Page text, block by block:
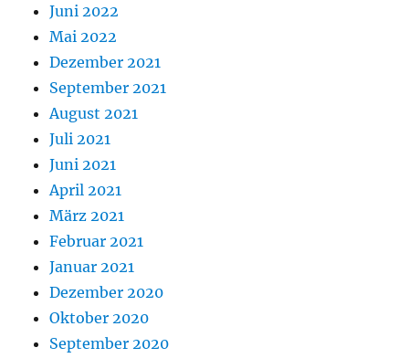
Juni 2022
Mai 2022
Dezember 2021
September 2021
August 2021
Juli 2021
Juni 2021
April 2021
März 2021
Februar 2021
Januar 2021
Dezember 2020
Oktober 2020
September 2020